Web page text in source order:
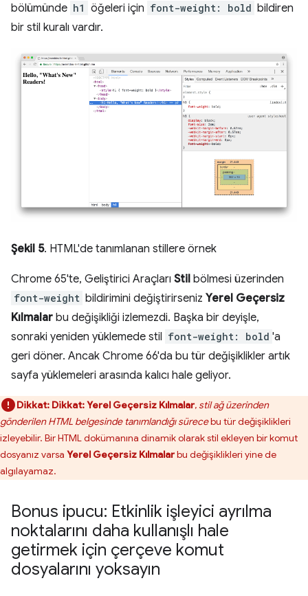
bölümünde h1 öğeleri için font-weight: bold bildiren
bir stil kuralı vardır.
Şekil 5. HTML'de tanımlanan stillere örnek
Chrome 65'te, Geliştirici Araçları Stil bölmesi üzerinden
font-weight bildirimini değiştirirseniz Yerel Geçersiz
Kılmalar bu değişikliği izlemezdi. Başka bir deyişle,
sonraki yeniden yüklemede stil font-weight: bold 'a
geri döner. Ancak Chrome 66'da bu tür değişiklikler artık
sayfa yüklemeleri arasında kalıcı hale geliyor.
Dikkat: Dikkat:Yerel Geçersiz Kılmalar, stil ağ üzerinden
gönderilen HTML belgesinde tanımlandığı sürecebu tür değişiklikleri
izleyebilir. Bir HTML dokümanına dinamik olarak stil ekleyen bir komut
dosyanız varsa Yerel Geçersiz Kılmalarbu değişiklikleri yine de
algılayamaz.
Bonus ipucu: Etkinlik işleyici ayrılma
noktalarını daha kullanışlı hale
getirmek için çerçeve komut
dosyalarını yoksayın